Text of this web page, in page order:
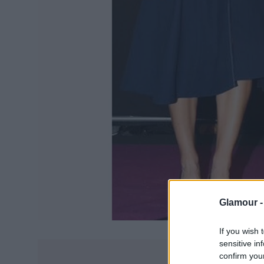
Glamour -
If you wish
sensitive
confirm